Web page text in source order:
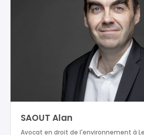
SAOUT Alan
Avocat en droit de l'environnement à